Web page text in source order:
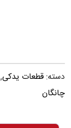
دسته:قطعات یدکی,
چانگان